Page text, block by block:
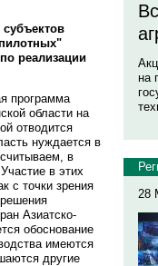
реализации
программа
области на
отводится
нуждается в
в
в этих
с точки зрения
Азиатско-
обоснование
имеются
другие
на
28